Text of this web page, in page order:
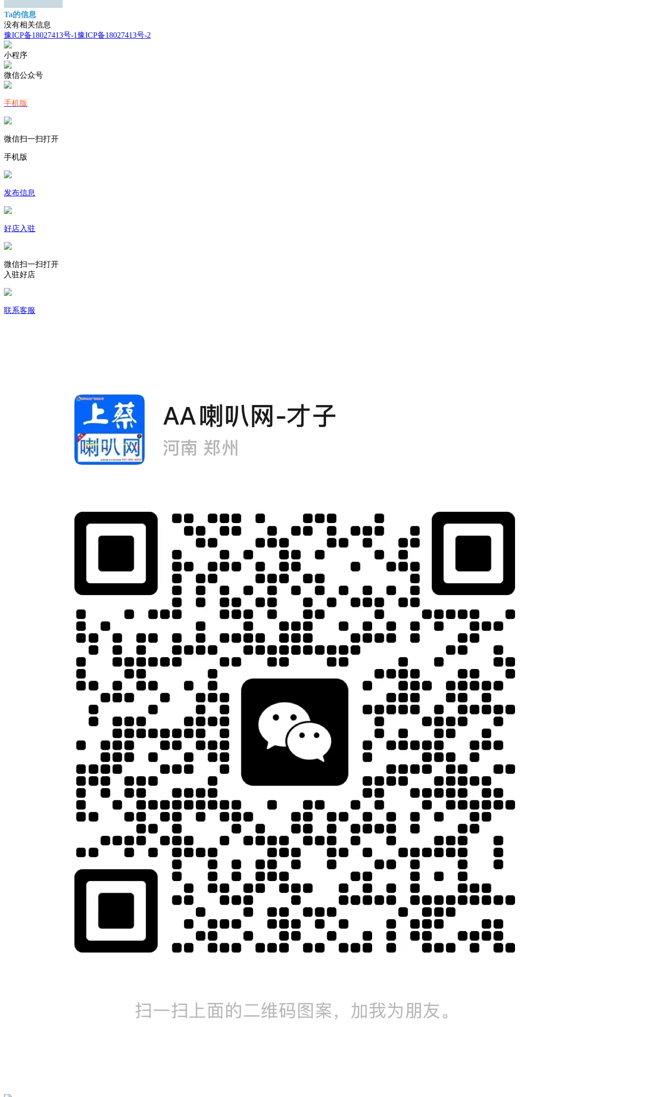
Ta的信息
没有相关信息
豫ICP备18027413号-1豫ICP备18027413号-2
小程序
微信公众号
手机版
微信扫一扫打开
手机版
发布信息
好店入驻
微信扫一扫打开
入驻好店
联系客服